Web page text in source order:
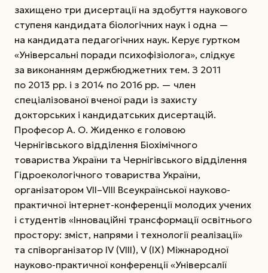
захищено три дисертації на здобуття наукового
ступеня кандидата біологічних наук і одна —
на кандидата педагогічних наук. Керує гуртком
«Універсальні поради психофізіолога», слідкує
за виконанням держбюджетних тем. З 2011
по 2013 рр. і з 2014 по 2016 рр. — член
спеціалізованої вченої ради із захисту
докторських і кандидатських дисертацій.
Професор А. О. Жиденко є головою
Чернігівського відділення Біохімічного
товариства України та Чернігівського відділення
Гідроекологічного товариства України,
організатором VІІ–VІІІ Всеукраїнської науково-
практичної інтернет-конференції молодих учених
і студентів «Інноваційні трансформації освітнього
простору: зміст, напрями і технології реалізації»
та співорганізатор ІV (VIII), V (ІХ) Міжнародної
науково-практичної конференції «Універсалії